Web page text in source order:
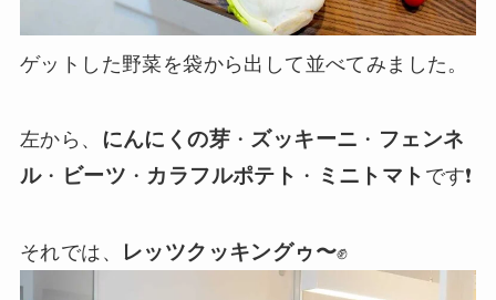
ゲットした野菜を袋から出して並べてみました。
左から、 にんにくの芽・ ズッキーニ ・ フェンネ
ル・ ビーツ ・ カラフルポテト ・ ミニトマト です❗️
それでは、 レッツクッキングゥ〜✊